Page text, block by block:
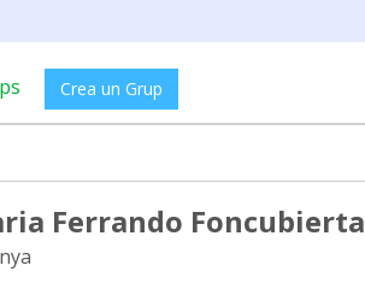
Crea un Grup
Ferrando Foncubierta